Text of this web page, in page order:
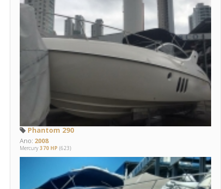
Phantom 290
Ano: 2008
Mercury 370 HP (623)